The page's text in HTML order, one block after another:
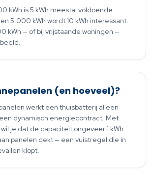
kWh is 5 kWh meestal voldoende.
5.000 kWh wordt 10 kWh interessant.
kWh — of bij vrijstaande woningen —
beeld.
(en hoeveel)?
werkt een thuisbatterij alleen
dynamisch energiecontract. Met
je dat de capaciteit ongeveer 1 kWh
panelen dekt — een vuistregel die in
klopt.